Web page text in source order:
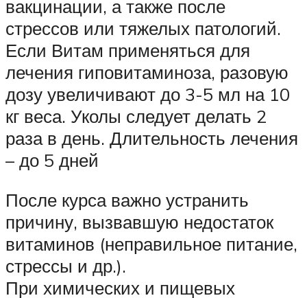
вакцинации, а также после
стрессов или тяжелых патологий.
Если Витам применяться для
лечения гиповитаминоза, разовую
дозу увеличивают до 3-5 мл на 10
кг веса. Уколы следует делать 2
раза в день. Длительность лечения
– до 5 дней
После курса важно устранить
причину, вызвавшую недостаток
витаминов (неправильное питание,
стрессы и др.).
При химических и пищевых